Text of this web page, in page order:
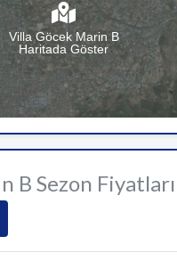
Villa Göcek Marin B
Haritada Göster
B Sezon Fiyatları